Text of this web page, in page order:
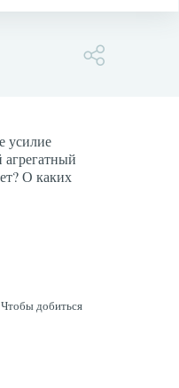
усилие
О каких
добиться